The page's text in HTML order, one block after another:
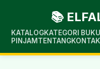
📚
KATALOGKATEGORI BUKU
PINJAM TENTANGKONTAK